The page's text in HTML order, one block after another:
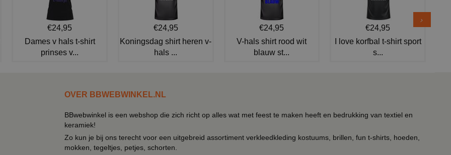
€24,95
Dames v hals t-shirt
prinses v...
€24,95
Koningsdag shirt heren v-
hals ...
€24,95
V-hals shirt rood wit
blauw st...
€24,95
I love korfbal t-shirt sport
s...
OVER BBWEBWINKEL.NL
BBwebwinkel is een webshop die zich richt op alles wat met feest te maken heeft en bedrukking van textiel en
keramiek!
Zo kun je bij ons terecht voor een uitgebreid assortiment verkleedkleding kostuums, brillen, fun t-shirts, hoeden,
mokken, tegeltjes, petjes, schorten.